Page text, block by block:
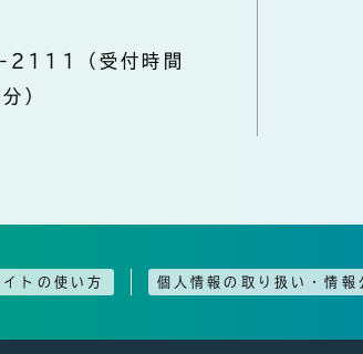
（受付時間
）
イトの使い方 個人情報の取り扱い・情報